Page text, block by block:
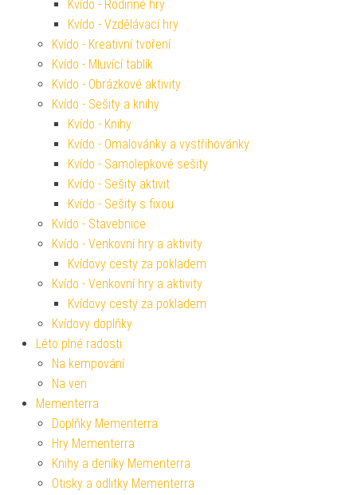
Kvído - Rodinné hry
Kvído - Vzdělávací hry
Kvído - Kreativní tvoření
Kvído - Mluvící tablík
Kvído - Obrázkové aktivity
Kvído - Sešity a knihy
Kvído - Knihy
Kvído - Omalovánky a vystřihovánky
Kvído - Samolepkové sešity
Kvído - Sešity aktivit
Kvído - Sešity s fixou
Kvído - Stavebnice
Kvído - Venkovní hry a aktivity
Kvídovy cesty za pokladem
Kvído - Venkovní hry a aktivity
Kvídovy cesty za pokladem
Kvídovy doplňky
Léto plné radosti
Na kempování
Na ven
Mementerra
Doplňky Mementerra
Hry Mementerra
Knihy a deníky Mementerra
Otisky a odlitky Mementerra